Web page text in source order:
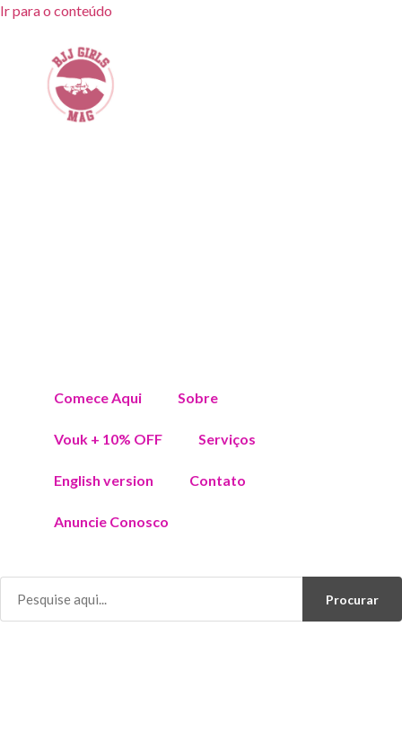
Ir para o conteúdo
Comece Aqui Sobre
Vouk + 10% OFF Serviços
English version Contato
Anuncie Conosco
Procurar